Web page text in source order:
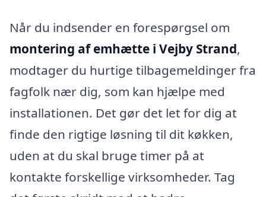
Når du indsender en forespørgsel om
montering af emhætte i Vejby Strand,
modtager du hurtige tilbagemeldinger fra
fagfolk nær dig, som kan hjælpe med
installationen. Det gør det let for dig at
finde den rigtige løsning til dit køkken,
uden at du skal bruge timer på at
kontakte forskellige virksomheder. Tag